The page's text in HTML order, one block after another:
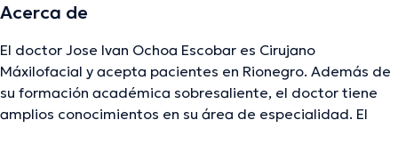
Acerca de
El doctor Jose Ivan Ochoa Escobar es Cirujano
Máxilofacial y acepta pacientes en Rionegro. Además de
su formación académica sobresaliente, el doctor tiene
amplios conocimientos en su área de especialidad. El